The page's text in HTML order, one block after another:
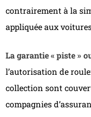
contrairement à la
appliquée aux
La garantie « piste »
l’autorisation de
collection sont
compagnies